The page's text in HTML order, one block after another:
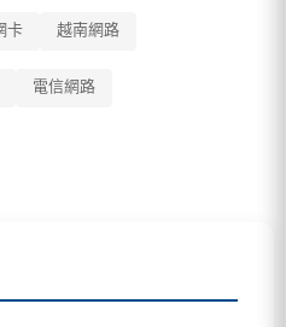
卡 越南網路
電信網路